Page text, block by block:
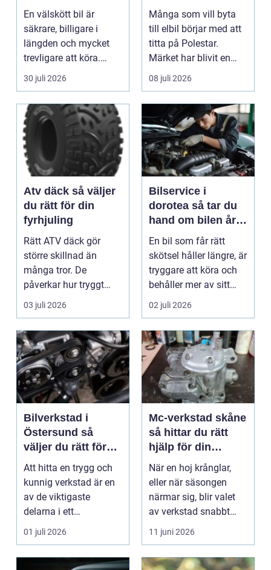
sätt
En välskött bil är
säkrare, billigare i
längden och mycket
trevligare att köra.
Trots det väntar mån...
30 juli 2026
Många som vill byta
till elbil börjar med att
titta på Polestar.
Märket har blivit en
symbol för mod...
08 juli 2026
Atv däck så väljer
du rätt för din
fyrhjuling
Rätt ATV däck gör
större skillnad än
många tror. De
påverkar hur tryggt
fyrhjulingen beter sig
på vä...
03 juli 2026
Bilservice i
dorotea så tar du
hand om bilen året
runt
En bil som får rätt
skötsel håller längre, är
tryggare att köra och
behåller mer av sitt
värde. I no...
02 juli 2026
Bilverkstad i
Östersund så
väljer du rätt för
din bil
Att hitta en trygg och
kunnig verkstad är en
av de viktigaste
delarna i ett
problemfritt bilägande.
01 juli 2026
Mc-verkstad skåne
så hittar du rätt
hjälp för din
motorcykel
När en hoj krånglar,
eller när säsongen
närmar sig, blir valet
av verkstad snabbt
avgörande. En MC-v...
11 juni 2026